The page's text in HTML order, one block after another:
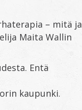
– mitä ja
Maita Wallin
Entä
kaupunki.